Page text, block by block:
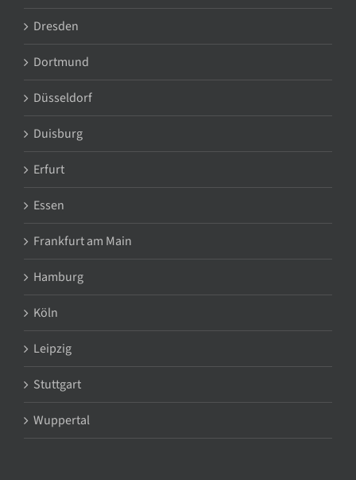
Dresden
Dortmund
Düsseldorf
Duisburg
Erfurt
Essen
Frankfurt am Main
Hamburg
Köln
Leipzig
Stuttgart
Wuppertal